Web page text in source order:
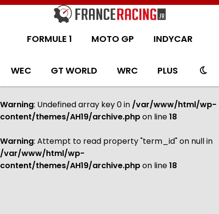
FORMULE 1 MOTO GP INDYCAR
WEC GT WORLD WRC PLUS
Warning: Undefined array key 0 in /var/www/html/wp-
content/themes/AH19/archive.phpon line18
Warning: Attempt to read property "term_id" on null in
/var/www/html/wp-
content/themes/AH19/archive.phpon line18